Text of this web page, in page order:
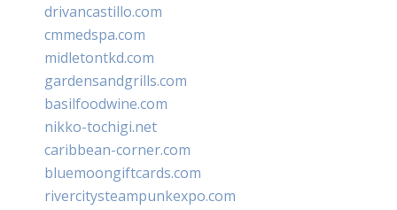
drivancastillo.com
cmmedspa.com
midletontkd.com
gardensandgrills.com
basilfoodwine.com
nikko-tochigi.net
caribbean-corner.com
bluemoongiftcards.com
rivercitysteampunkexpo.com